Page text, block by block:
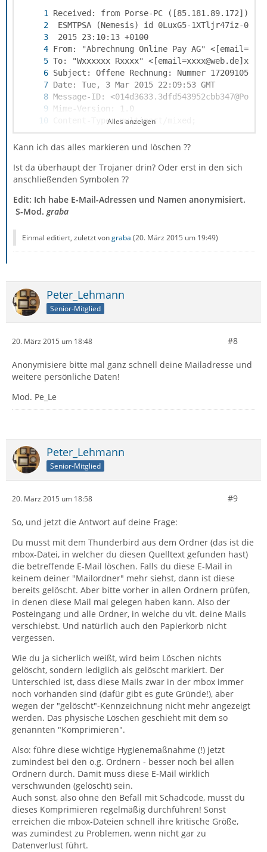
Alles anzeigen
Kann ich das alles markieren und löschen ??
Ist da überhaupt der Trojaner drin? Oder erst in den sich
anschließenden Symbolen ??
Edit: Ich habe E-Mail-Adressen und Namen anonymisiert.
S-Mod. graba
Einmal editiert, zuletzt vongraba (20. März 2015 um 19:49)
Peter_Lehmann
Senior-Mitglied
20. März 2015 um 18:48 #8
Anonymisiere bitte mal ganz schnell deine Mailadresse und
weitere persönliche Daten!
Mod. Pe_Le
Peter_Lehmann
Senior-Mitglied
20. März 2015 um 18:58 #9
So, und jetzt die Antwort auf deine Frage:
Du musst mit dem Thunderbird aus dem Ordner (das ist die
mbox-Datei, in welcher du diesen Quelltext gefunden hast)
die betreffende E-Mail löschen. Falls du diese E-Mail in
keinem deiner "Mailordner" mehr siehst, dann ist diese
bereits gelöscht. Aber bitte vorher in allen Ordnern prüfen,
in denen diese Mail mal gelegen haben kann. Also der
Posteingang und alle Ordner, in welche du vlt. deine Mails
verschiebst. Und natürlich auch den Papierkorb nicht
vergessen.
Wie du ja sicherlich weißt, wird beim Löschen nichts
gelöscht, sondern lediglich als gelöscht markiert. Der
Unterschied ist, dass diese Mails zwar in der mbox immer
noch vorhanden sind (dafür gibt es gute Gründe!), aber
wegen der "gelöscht"-Kennzeichnung nicht mehr angezeigt
werden. Das physische Löschen geschieht mit dem so
genannten "Komprimieren".
Also: führe diese wichtige Hygienemaßnahme (!) jetzt
zumindest bei den o.g. Ordnern - besser noch bei allen
Ordnern durch. Damit muss diese E-Mail wirklich
verschwunden (gelöscht) sein.
Auch sonst, also ohne den Befall mit Schadcode, musst du
dieses Komprimieren regelmäßig durchführen! Sonst
erreichen die mbox-Dateien schnell ihre kritische Größe,
was zumindest zu Problemen, wenn nicht gar zu
Datenverlust führt.